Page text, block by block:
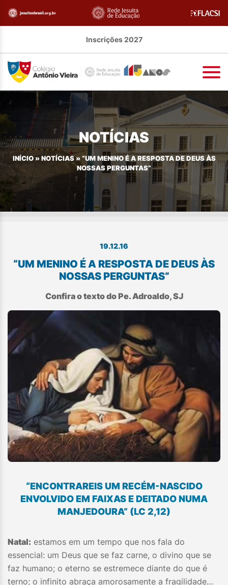
Inscrições 2027
NOTÍCIAS
INÍCIO» NOTÍCIAS»“UM MENINO É A RESPOSTA DE DEUS ÀS
NOSSAS PERGUNTAS”
19.12.16
“UM MENINO É A RESPOSTA DE DEUS ÀS
NOSSAS PERGUNTAS”
Confira o texto do Pe. Adroaldo, SJ
“ENCONTRAREIS UM RECÉM-NASCIDO
ENVOLVIDO EM FAIXAS E DEITADO NUMA
MANJEDOURA” (LC 2,12)
Natal: estamos em um tempo que nos fala do
essencial: um Deus que se faz carne, o divino que se
faz humano; o eterno se estremece diante do que é
terno; o infinito abraça amorosamente a fragilidade…